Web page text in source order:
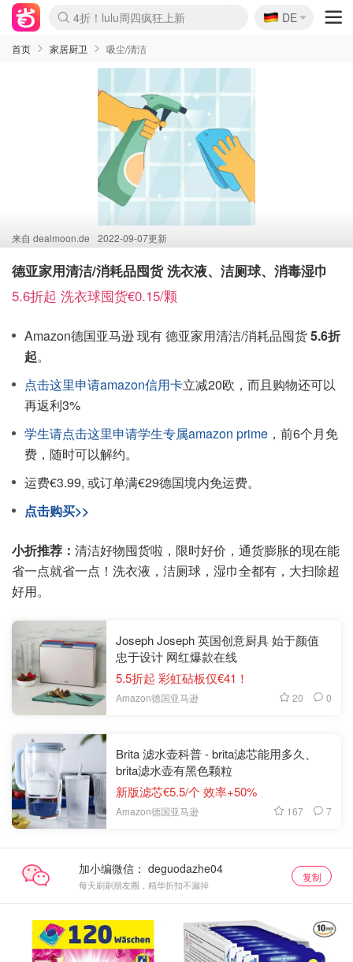
Boticinal 夏促开抢！
4折！lulu周四疯狂上新
还没结束！&OtherStories大促
Joybuy变相75折 随时失效
速领！Stanley独家85折
疑似霸哥！Camper额外叠85折
Zalando 奥莱闪促！每日更新
Moncler反季囤！5折起+叠9折
Coach Brooklyn仅€192
🇩🇪
DE
首页 家居厨卫 吸尘/清洁
来自 dealmoon.de 2022-09-07更新
德亚家用清洁/消耗品囤货 洗衣液、洁厕球、消毒湿巾
5.6折起 洗衣球囤货€0.15/颗
Amazon德国亚马逊 现有 德亚家用清洁/消耗品囤货5.6折
起。
点击这里申请amazon信用卡立减20欧，而且购物还可以
再返利3%
学生请点击这里申请学生专属amazon prime ，前6个月免
费，随时可以解约。
运费€3.99, 或订单满€29德国境内免运费。
点击购买>>
小折推荐： 清洁好物囤货啦，限时好价，通货膨胀的现在能
省一点就省一点！洗衣液，洁厕球，湿巾全都有，大扫除超
好用。
Joseph Joseph 英国创意厨具 始于颜值
忠于设计 网红爆款在线
5.5折起 彩虹砧板仅€41！
Amazon德国亚马逊 20 0
Brita 滤水壶科普 - brita滤芯能用多久、
brita滤水壶有黑色颗粒
新版滤芯€5.5/个 效率+50%
Amazon德国亚马逊 167 7
加小编微信：
每天刷刷朋友圈，精华折扣不漏掉
复制